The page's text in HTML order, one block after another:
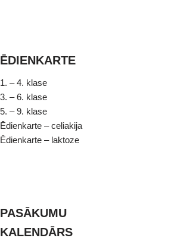
ĒDIENKARTE
1. – 4. klase
3. – 6. klase
5. – 9. klase
Ēdienkarte – celiakija
Ēdienkarte – laktoze
PASĀKUMU
KALENDĀRS